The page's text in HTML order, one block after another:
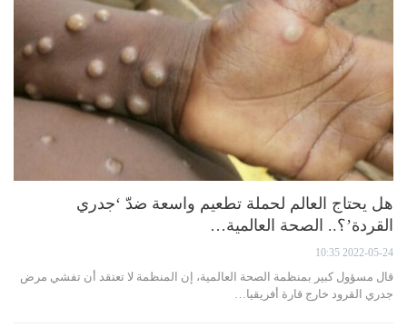
هل يحتاج العالم لحملة تطعيم واسعة ضدّ ‘جدري
القردة’؟.. الصحة العالمية…
2022-05-24 10:35
قال مسؤول كبير بمنظمة الصحة العالمية، إن المنظمة لا تعتقد أن تفشي مرض
جدري القرود خارج قارة أفريقيا…